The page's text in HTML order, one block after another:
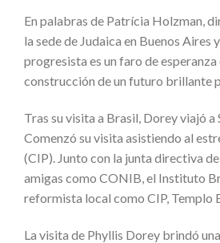
En palabras de Patrícia Holzman,
la sede de Judaica en Buenos
progresista es un faro de
construcción de un futuro brillante
Tras su visita a Brasil, Dorey viajó
Comenzó su visita asistiendo al
(CIP). Junto con la junta directiva
amigas como CONIB, el Instituto
reformista local como CIP, Templo
La visita de Phyllis Dorey brindó